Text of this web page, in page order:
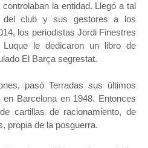
la entidad. Llegó a tal
del club y sus gestores a los
los periodistas Jordi Finestres
le dedicaron un libro de
El Barça segrestat.
pasó Terradas sus últimos
Barcelona en 1948. Entonces
cartillas de racionamiento, de
propia de la posguerra.